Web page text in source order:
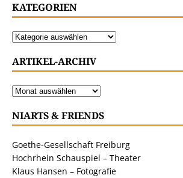
KATEGORIEN
ARTIKEL-ARCHIV
NIARTS & FRIENDS
Goethe-Gesellschaft Freiburg
Hochrhein Schauspiel – Theater
Klaus Hansen – Fotografie